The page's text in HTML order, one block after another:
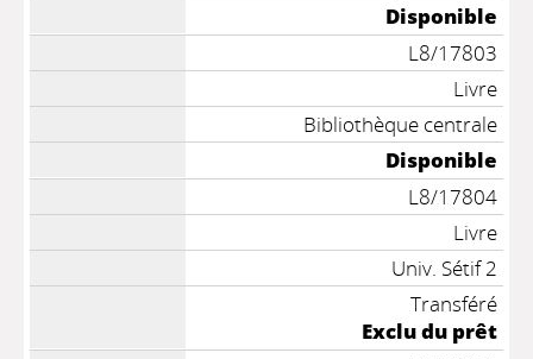
Disponible
L8/17803
Livre
Bibliothèque centrale
Disponible
L8/17804
Livre
Univ. Sétif 2
Transféré
Exclu du prêt